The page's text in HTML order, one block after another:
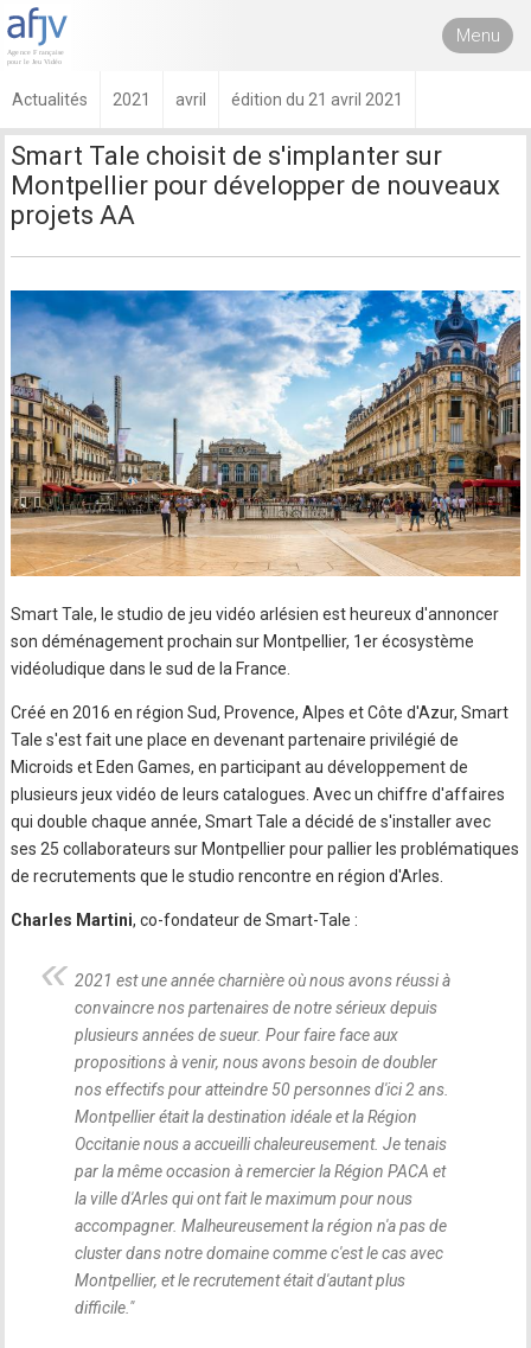
Menu
Actualités 2021 avril édition du 21 avril 2021
Smart Tale choisit de s'implanter sur
Montpellier pour développer de nouveaux
projets AA
Smart Tale, le studio de jeu vidéo arlésien est heureux d'annoncer
son déménagement prochain sur Montpellier, 1er écosystème
vidéoludique dans le sud de la France.
Créé en 2016 en région Sud, Provence, Alpes et Côte d'Azur, Smart
Tale s'est fait une place en devenant partenaire privilégié de
Microids et Eden Games, en participant au développement de
plusieurs jeux vidéo de leurs catalogues. Avec un chiffre d'affaires
qui double chaque année, Smart Tale a décidé de s'installer avec
ses 25 collaborateurs sur Montpellier pour pallier les problématiques
de recrutements que le studio rencontre en région d'Arles.
Charles Martini, co-fondateur de Smart-Tale :
2021 est une année charnière où nous avons réussi à
convaincre nos partenaires de notre sérieux depuis
plusieurs années de sueur. Pour faire face aux
propositions à venir, nous avons besoin de doubler
nos effectifs pour atteindre 50 personnes d'ici 2 ans.
Montpellier était la destination idéale et la Région
Occitanie nous a accueilli chaleureusement. Je tenais
par la même occasion à remercier la Région PACA et
la ville d'Arles qui ont fait le maximum pour nous
accompagner. Malheureusement la région n'a pas de
cluster dans notre domaine comme c'est le cas avec
Montpellier, et le recrutement était d'autant plus
difficile."